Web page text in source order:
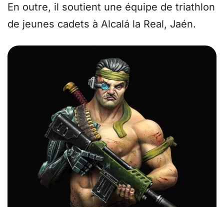
En outre, il soutient une équipe de triathlon
de jeunes cadets à Alcalá la Real, Jaén.